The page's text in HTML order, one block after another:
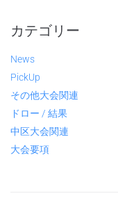
カテゴリー
News
PickUp
その他大会関連
ドロー / 結果
中区大会関連
大会要項